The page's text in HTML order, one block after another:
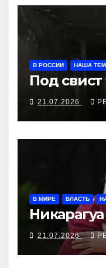
В РОССИИ НАША
Под
21.07.2026
В МИРЕ ВЛАСТЬ
21.07.2026